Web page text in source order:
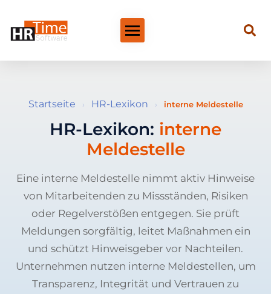
Startseite › HR-Lexikon › interne Meldestelle
HR-Lexikon: interne
Meldestelle
Eine interne Meldestelle nimmt aktiv Hinweise
von Mitarbeitenden zu Missständen, Risiken
oder Regelverstößen entgegen. Sie prüft
Meldungen sorgfältig, leitet Maßnahmen ein
und schützt Hinweisgeber vor Nachteilen.
Unternehmen nutzen interne Meldestellen, um
Transparenz, Integrität und Vertrauen zu